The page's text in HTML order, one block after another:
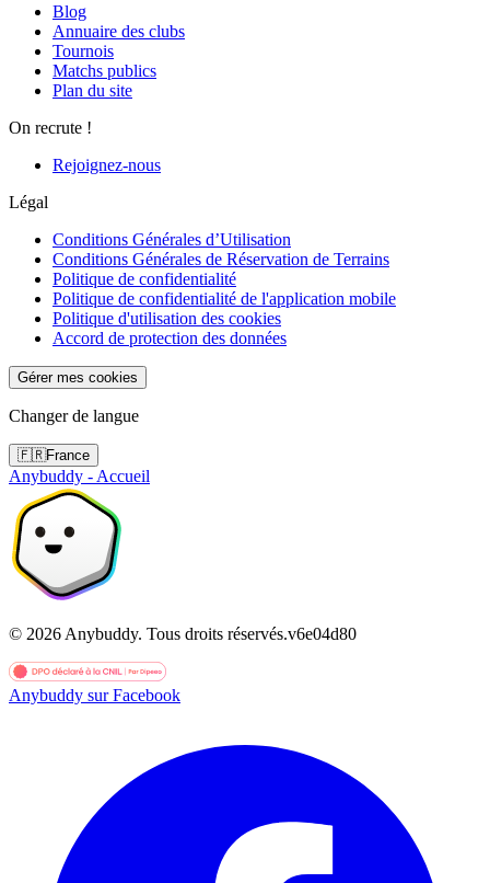
Blog
Annuaire des clubs
Tournois
Matchs publics
Plan du site
On recrute !
Rejoignez-nous
Légal
Conditions Générales d’Utilisation
Conditions Générales de Réservation de Terrains
Politique de confidentialité
Politique de confidentialité de l'application mobile
Politique d'utilisation des cookies
Accord de protection des données
Gérer mes cookies
Changer de langue
🇫🇷France
Anybuddy - Accueil
© 2026 Anybuddy. Tous droits réservés.v6e04d80
Anybuddy sur Facebook